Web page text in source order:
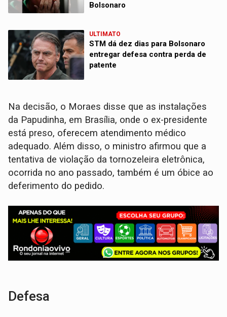
Bolsonaro
ULTIMATO
STM dá dez dias para Bolsonaro
entregar defesa contra perda de
patente
Na decisão, o Moraes disse que as instalações
da Papudinha, em Brasília, onde o ex-presidente
está preso, oferecem atendimento médico
adequado. Além disso, o ministro afirmou que a
tentativa de violação da tornozeleira eletrônica,
ocorrida no ano passado, também é um óbice ao
deferimento do pedido.
Defesa